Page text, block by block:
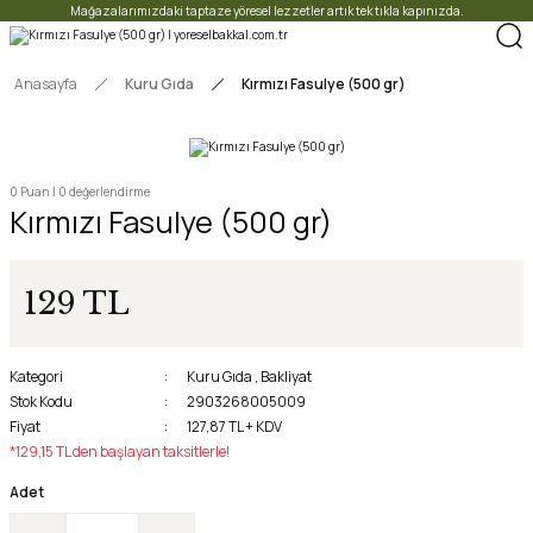
Mağazalarımızdaki taptaze yöresel lezzetler artık tek tıkla kapınızda.
Anasayfa Kuru Gıda Kırmızı Fasulye (500 gr)
0 Puan | 0 değerlendirme
Kırmızı Fasulye (500 gr)
129 TL
Kategori Kuru Gıda , Bakliyat
Stok Kodu
2903268005009
Fiyat
127,87 TL + KDV
*129,15 TL den başlayan taksitlerle!
Adet